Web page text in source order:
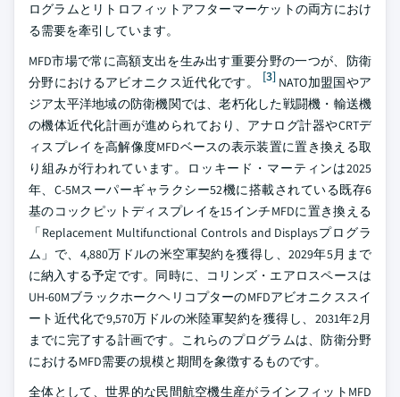
ログラムとリトロフィットアフターマーケットの両方におけ
る需要を牽引しています。
MFD市場で常に高額支出を生み出す重要分野の一つが、防衛
分野におけるアビオニクス近代化です。
[3] NATO加盟国やア
ジア太平洋地域の防衛機関では、老朽化した戦闘機・輸送機
の機体近代化計画が進められており、アナログ計器やCRTデ
ィスプレイを高解像度MFDベースの表示装置に置き換える取
り組みが行われています。ロッキード・マーティンは2025
年、C-5Mスーパーギャラクシー52機に搭載されている既存6
基のコックピットディスプレイを15インチMFDに置き換える
「Replacement Multifunctional Controls and Displaysプログラ
ム」で、4,880万ドルの米空軍契約を獲得し、2029年5月まで
に納入する予定です。同時に、コリンズ・エアロスペースは
UH-60MブラックホークヘリコプターのMFDアビオニクススイ
ート近代化で9,570万ドルの米陸軍契約を獲得し、2031年2月
までに完了する計画です。これらのプログラムは、防衛分野
におけるMFD需要の規模と期間を象徴するものです。
全体として、世界的な民間航空機生産がラインフィットMFD